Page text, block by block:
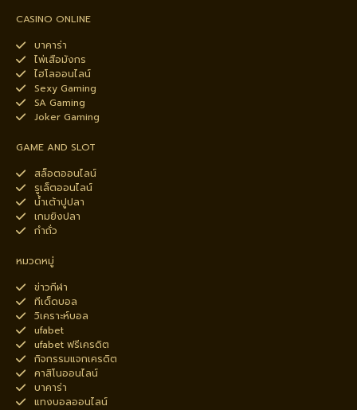
CASINO ONLINE
บาคาร่า
ไพ่เสือมังกร
ไฮโลออนไลน์
Sexy Gaming
SA Gaming
Joker Gaming
GAME AND SLOT
สล็อตออนไลน์
รูเล็ตออนไลน์
น้ำเต้าปูปลา
เกมยิงปลา
กำถั่ว
หมวดหมู่
ข่าวกีฬา
ทีเด็ดบอล
วิเคราะห์บอล
ufabet
ufabet ฟรีเครดิต
กิจกรรมแจกเครดิต
คาสิโนออนไลน์
บาคาร่า
แทงบอลออนไลน์